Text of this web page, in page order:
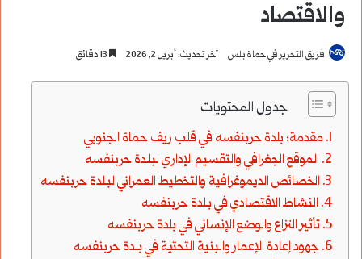
والاقتصاد
فريق التحرير في حماة بلس آخر تحديث: أبريل 2, 2026
جدول المحتويات
مقدمة: بلدة حربنفسه في قلب ريف حماة الجنوبي
الموقع الجغرافي والتقسيم الإداري لبلـدة حربنفسه
الخصائص الديموغرافية والتخطيط العمراني لبـلدة حربنفسه
النشاط الاقتصادي في بـلدة حربنفسه
تأثير النزاع والوضع الإنساني في بلدة حربنفسه
جهود إعادة الإعمار والبنية التحتية في بلدة حربنفسه